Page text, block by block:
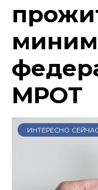
МРОТ
ИНТЕРЕСНО